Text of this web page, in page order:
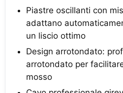
Piastre oscillanti con
adattano
un liscio ottimo
Design arrotondato:
arrotondato per
mosso